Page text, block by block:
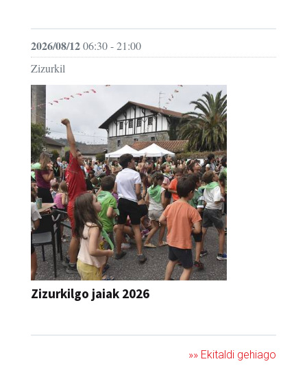
2026/08/1206:30 - 21:00
Zizurkil
Zizurkilgo jaiak 2026
»» Ekitaldi gehiago